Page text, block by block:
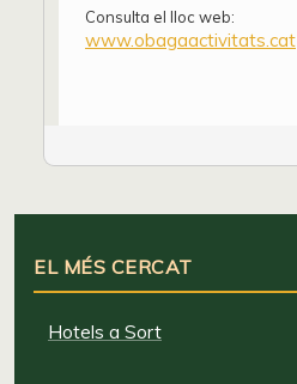
Consulta el lloc web:
www.obagaactivitats.cat
EL MÉS CERCAT
Hotels a Sort